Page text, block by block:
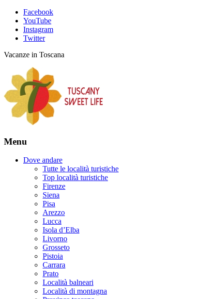
Facebook
YouTube
Instagram
Twitter
Vacanze in Toscana
Menu
Dove andare
Tutte le località turistiche
Top località turistiche
Firenze
Siena
Pisa
Arezzo
Lucca
Isola d’Elba
Livorno
Grosseto
Pistoia
Carrara
Prato
Località balneari
Località di montagna